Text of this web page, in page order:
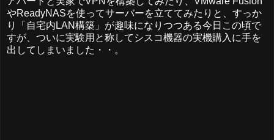
やReadyNASを使ってサーバーを立ててみたりと、すっか
り「自宅内LAN構築」が趣味になりつつある今日この頃で
すが、ついに実験用と称してシスコ機器の実機購入に手を
出してしまいました・・。